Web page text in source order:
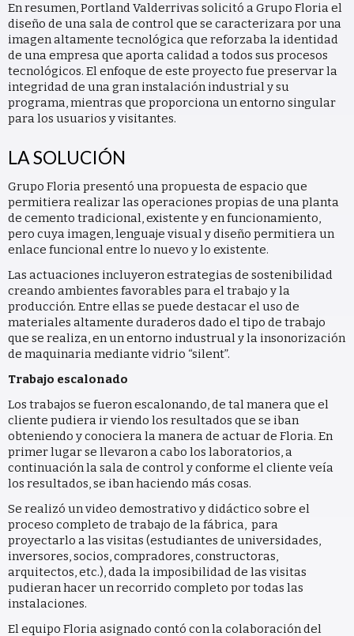
En resumen, Portland Valderrivas solicitó a Grupo Floria el
diseño de una sala de control que se caracterizara por una
imagen altamente tecnológica que reforzaba la identidad
de una empresa que aporta calidad a todos sus procesos
tecnológicos. El enfoque de este proyecto fue preservar la
integridad de una gran instalación industrial y su
programa, mientras que proporciona un entorno singular
para los usuarios y visitantes.
LA SOLUCIÓN
Grupo Floria presentó una propuesta de espacio que
permitiera realizar las operaciones propias de una planta
de cemento tradicional, existente y en funcionamiento,
pero cuya imagen, lenguaje visual y diseño permitiera un
enlace funcional entre lo nuevo y lo existente.
Las actuaciones incluyeron estrategias de sostenibilidad
creando ambientes favorables para el trabajo y la
producción. Entre ellas se puede destacar el uso de
materiales altamente duraderos dado el tipo de trabajo
que se realiza, en un entorno industrual y la insonorización
de maquinaria mediante vidrio “silent”.
Trabajo escalonado
Los trabajos se fueron escalonando, de tal manera que el
cliente pudiera ir viendo los resultados que se iban
obteniendo y conociera la manera de actuar de Floria. En
primer lugar se llevaron a cabo los laboratorios, a
continuación la sala de control y conforme el cliente veía
los resultados, se iban haciendo más cosas.
Se realizó un video demostrativo y didáctico sobre el
proceso completo de trabajo de la fábrica, para
proyectarlo a las visitas (estudiantes de universidades,
inversores, socios, compradores, constructoras,
arquitectos, etc.), dada la imposibilidad de las visitas
pudieran hacer un recorrido completo por todas las
instalaciones.
El equipo Floria asignado contó con la colaboración del